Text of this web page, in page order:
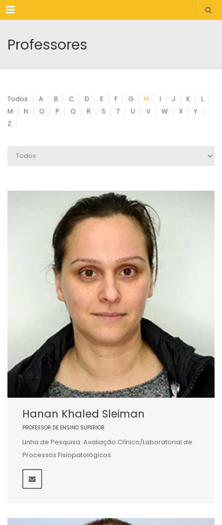
Menu
Professores
Todos A B C D E F G H I J K
L
M
N O P Q R S T U V W X
Y
Z
Hanan Khaled Sleiman
PROFESSOR DE ENSINO SUPERIOR
Linha de Pesquisa: Avaliação Clínico/Laboratorial de
Processos Fisiopatológicos.